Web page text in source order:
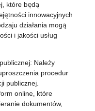
które będą
innowacyjnych
działania mogą
i jakości usług
Należy
procedur
publicznej.
online, które
dokumentów,